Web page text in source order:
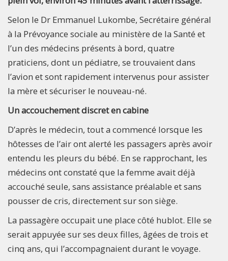
Selon le Dr Emmanuel Lukombe, Secrétaire général
à la Prévoyance sociale au ministère de la Santé et
l’un des médecins présents à bord, quatre
praticiens, dont un pédiatre, se trouvaient dans
l’avion et sont rapidement intervenus pour assister
la mère et sécuriser le nouveau-né.
Un accouchement discret en cabine
D’après le médecin, tout a commencé lorsque les
hôtesses de l’air ont alerté les passagers après avoir
entendu les pleurs du bébé. En se rapprochant, les
médecins ont constaté que la femme avait déjà
accouché seule, sans assistance préalable et sans
pousser de cris, directement sur son siège.
La passagère occupait une place côté hublot. Elle se
serait appuyée sur ses deux filles, âgées de trois et
cinq ans, qui l’accompagnaient durant le voyage.